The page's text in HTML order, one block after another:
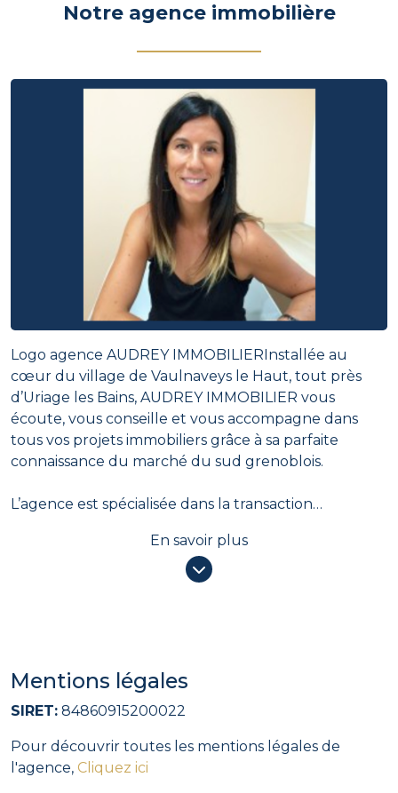
Notre agence immobilière
Logo agence AUDREY IMMOBILIERInstallée au
cœur du village de Vaulnaveys le Haut, tout près
d’Uriage les Bains, AUDREY IMMOBILIER vous
écoute, vous conseille et vous accompagne dans
tous vos projets immobiliers grâce à sa parfaite
connaissance du marché du sud grenoblois.
L’agence est spécialisée dans la transaction
En contactant l’agence vous serez accueillis par une
En savoir plus
Mentions légales
SIRET: 84860915200022
Pour découvrir toutes les mentions légales de
l'agence, Cliquez ici